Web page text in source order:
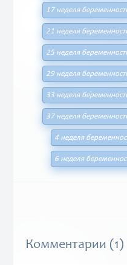
17 неделя
21 неделя
25 неделя
29 неделя
33 неделя
37 неделя
4 неделя
6 неделя
Комментарии (1)